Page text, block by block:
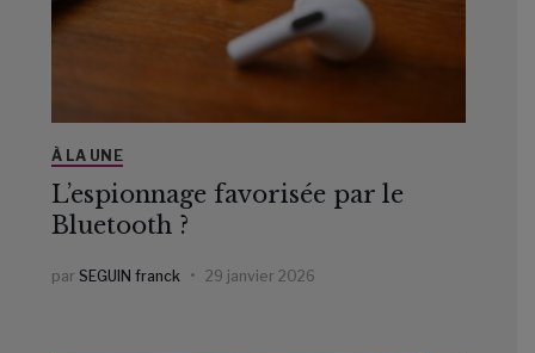
À LA UNE
L’espionnage favorisée par le
Bluetooth ?
par SEGUIN franck 29 janvier 2026